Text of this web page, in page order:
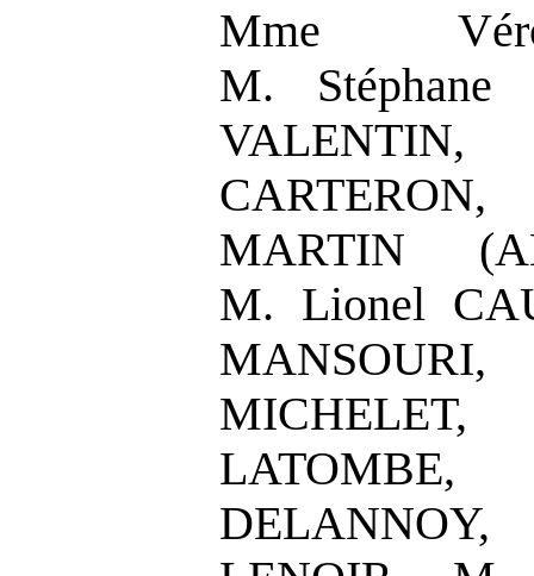
Mme
M.
MARTIN
M. Lionel